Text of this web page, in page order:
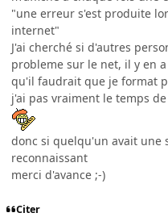
"une erreur s'est produite
internet"
J'ai cherché si d'autres
probleme sur le net, il y en
qu'il faudrait que je format
j'ai pas vraiment le temps
donc si quelqu'un avait une
reconnaissant
merci d'avance ;-)
Citer